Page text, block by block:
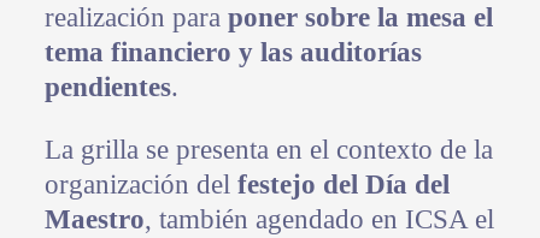
realización para poner sobre la mesa el
tema financiero y las auditorías
pendientes.
La grilla se presenta en el contexto de la
organización del festejo del Día del
Maestro, también agendado en ICSA el